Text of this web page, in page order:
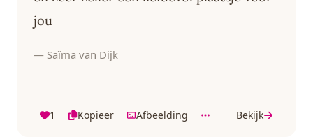
jou
— Saïma van Dijk
1 Kopieer Afbeelding Bekijk